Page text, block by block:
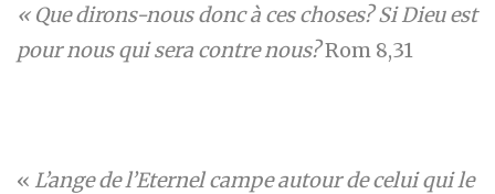
« Que dirons-nous donc à ces choses? Si Dieu est
pour nous qui sera contre nous?Rom 8,31
« L’ange de l’Eternel campe autour de celui qui le